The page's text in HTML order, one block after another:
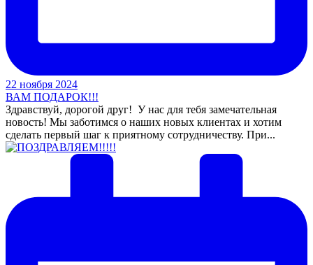
22 ноября 2024
ВАМ ПОДАРОК!!!
Здравствуй, дорогой друг! У нас для тебя замечательная
новость! Мы заботимся о наших новых клиентах и хотим
сделать первый шаг к приятному сотрудничеству. При...